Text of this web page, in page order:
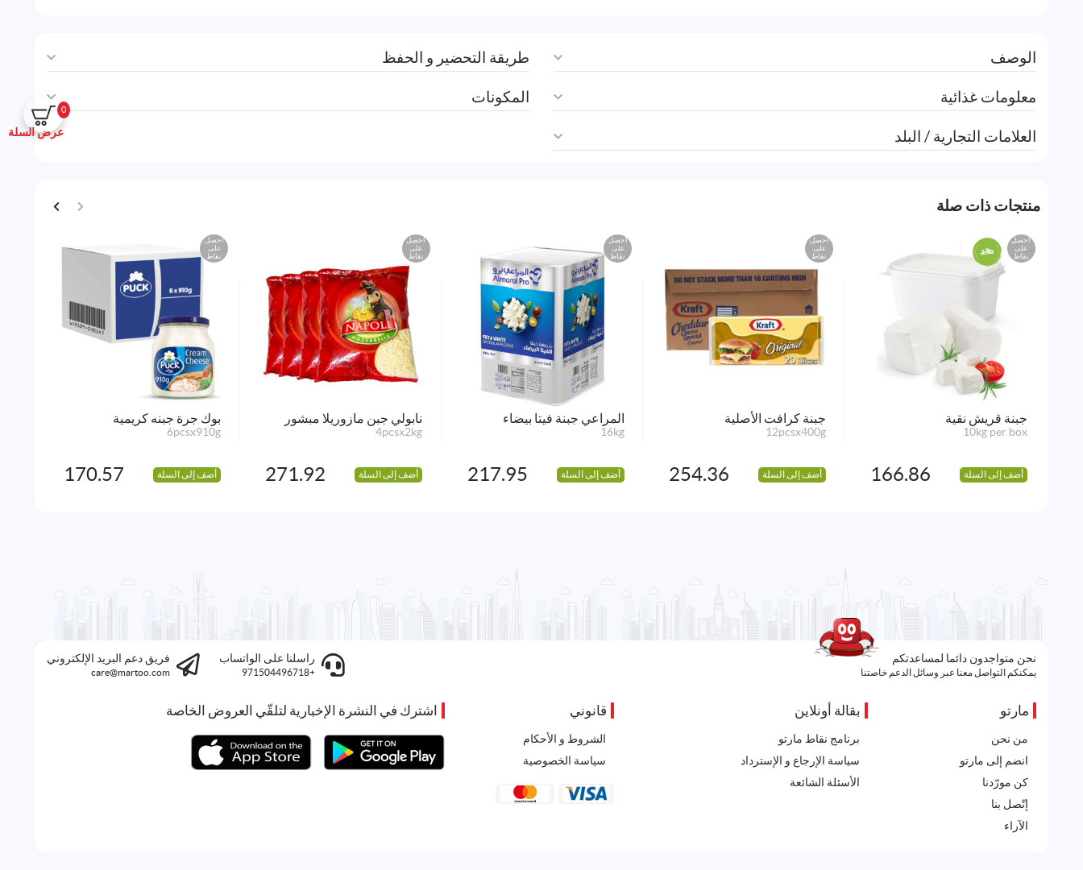
0
عرض السلة
الوصف
معلومات غذائية
العلامات التجارية / البلد
طريقة التحضير و الحفظ
المكونات
منتجات ذات صلة
احصل
على
نقاط
جبنة قريش نقية
10kg per box
أضف إلى السلة 166.86
احصل
على
نقاط
جبنة كرافت الأصلية
12pcsx400g
أضف إلى السلة 254.36
احصل
على
نقاط
المراعي جبنة فيتا بيضاء
16kg
أضف إلى السلة 217.95
احصل
على
نقاط
نابولي جبن مازوريلا مبشور
4pcsx2kg
أضف إلى السلة 271.92
احصل
على
نقاط
بوك جرة جبنه كريمية
6pcsx910g
أضف إلى السلة 170.57
نحن متواجدون دائما لمساعدتكم
يمكنكم التواصل معنا عبر وسائل الدعم خاصتنا
راسلنا على الواتساب
+971504496718
فريق دعم البريد الإلكتروني
care@martoo.com
مارتو
من نحن
انضم إلى مارتو
كن مورّدنا
إتّصل بنا
الآراء
بقالة أونلاين
برنامج نقاط مارتو
سياسة الإرجاع و الإسترداد
الأسئلة الشائعة
قانوني
الشروط و الأحكام
سياسة الخصوصية
اشترك في النشرة الإخبارية لتلقّي العروض الخاصة